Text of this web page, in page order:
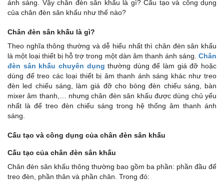
ánh sáng. Vậy chân đèn sân khấu là gì? Cấu tạo và công dụng
của chân đèn sân khấu như thế nào?
Chân đèn sân khấu là gì?
Theo nghĩa thông thường và dễ hiểu nhất thì chân đèn sân khấu
là một loại thiết bị hỗ trợ trong một dàn âm thanh ánh sáng. Chân
đèn sân khấu chuyên dụng thường dùng để làm giá đỡ hoặc
dùng để treo các loại thiết bị âm thanh ánh sáng khác như treo
đèn led chiếu sáng, làm giá đỡ cho bóng đèn chiếu sáng, bàn
mixer âm thanh,… nhưng chân đèn sân khấu được dùng chủ yếu
nhất là để treo đèn chiếu sáng trong hệ thống âm thanh ánh
sáng.
Cấu tạo và công dụng của chân đèn sân khấu
Cấu tạo của chân đèn sân khấu
Chân đèn sân khấu thông thường bao gồm ba phần: phần đầu để
treo đèn, phần thân và phần chân. Trong đó: